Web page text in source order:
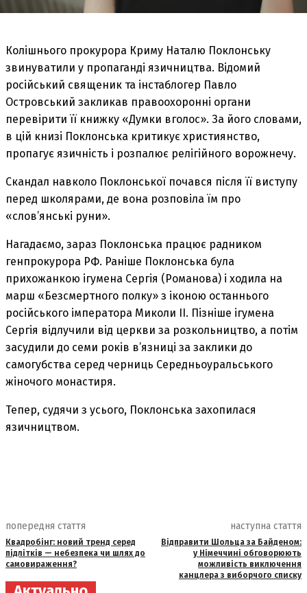
Колішнього прокурора Криму Наталю Поклонську
звинуватили у пропаганді язичництва. Відомий
російський священик та інстаблогер Павло
Островський закликав правоохоронні органи
перевірити її книжку «Думки вголос». За його словами,
в цій книзі Поклонська критикує християнство,
пропагує язичність і розпалює релігійного ворожнечу.
Скандал навколо Поклонської почався після її виступу
перед школярами, де вона розповіла їм про
«слов’янські руни».
Нагадаємо, зараз Поклонська працює радником
генпрокурора РФ. Раніше Поклонська була
прихожанкою ігумена Сергія (Романова) і ходила на
марш «Безсмертного полку» з іконою останнього
російського імператора Миколи II. Пізніше ігумена
Сергія відлучили від церкви за розкольництво, а потім
засудили до семи років в’язниці за заклики до
самогубства серед черниць Середньоуральського
жіночого монастиря.
Тепер, судячи з усього, Поклонська захопилася
язичництвом.
попередня стаття
Квадробінг: новий тренд серед
підлітків — небезпека чи шлях до
самовираження?
наступна стаття
Відправити Шольца за Байденом:
у Німеччині обговорюють
можливість виключення
канцлера з виборчого списку